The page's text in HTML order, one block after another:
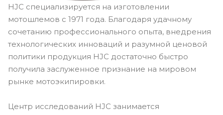
HJC специализируется на изготовлении
мотошлемов с 1971 года. Благодаря удачному
сочетанию профессионального опыта, внедрения
технологических инноваций и разумной ценовой
политики продукция HJC достаточно быстро
получила заслуженное признание на мировом
рынке мотоэкипировки.
Центр исследований HJC занимается